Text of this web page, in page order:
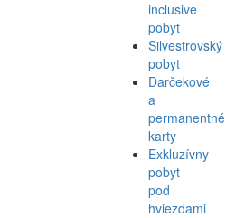
inclusive
pobyt
Silvestrovský
pobyt
Darčekové
a
permanentné
karty
Exkluzívny
pobyt
pod
hviezdami